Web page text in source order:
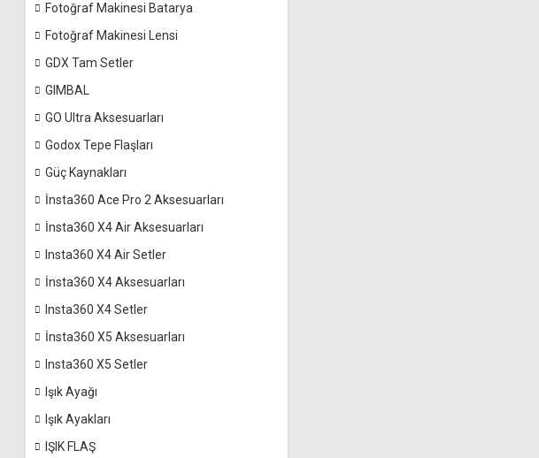
Fotoğraf Makinesi Batarya
Fotoğraf Makinesi Lensi
GDX Tam Setler
GIMBAL
GO Ultra Aksesuarları
Godox Tepe Flaşları
Güç Kaynakları
İnsta360 Ace Pro 2 Aksesuarları
İnsta360 X4 Air Aksesuarları
Insta360 X4 Air Setler
İnsta360 X4 Aksesuarları
Insta360 X4 Setler
İnsta360 X5 Aksesuarları
Insta360 X5 Setler
Işık Ayağı
Işık Ayakları
IŞIK FLAŞ